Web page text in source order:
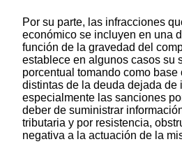
Por su parte, las infracciones
económico se incluyen en una
función de la gravedad del
establece en algunos casos su
porcentual tomando como base
distintas de la deuda dejada de
especialmente las sanciones
deber de suministrar
tributaria y por resistencia,
negativa a la actuación de la